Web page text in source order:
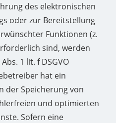
des elektronischen
oder zur Bereitstellung
Funktionen (z.
sind, werden
1 lit. f DSGVO
hat ein
der Speicherung von
und optimierten
Sofern eine